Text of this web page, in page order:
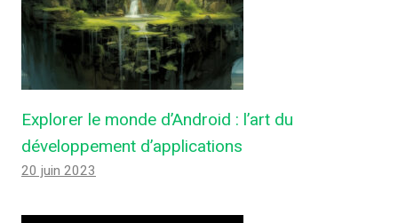
Explorer le monde d’Android : l’art du
développement d’applications
20 juin 2023